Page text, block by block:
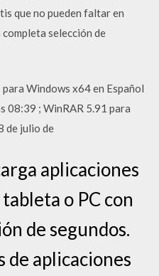
que no pueden faltar en
selección de
Windows x64 en Español
08:39 ; WinRAR 5.91 para
de julio de
aplicaciones
o PC con
de segundos.
de aplicaciones